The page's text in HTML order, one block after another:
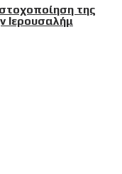
της
Ιερουσαλήμ